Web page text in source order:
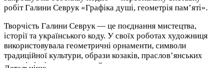
робіт Галини Севрук «Графіка душі, геометрія пам’яті».
Творчість Галини Севрук — це поєднання мистецтва,
історії та українського коду. У своїх роботах художниця
використовувала геометричні орнаменти, символи
традиційної культури, образи козаків, праслов’янських
мотивів і жіночих постатей, що перегукуються з